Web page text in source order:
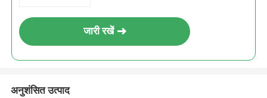
जारी रखें
अनुशंसित उत्पाद